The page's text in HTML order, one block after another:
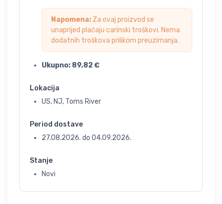
Napomena: Za ovaj proizvod se
unaprijed plaćaju carinski troškovi. Nema
dodatnih troškova prilikom preuzimanja.
Ukupno: 89,82€
Lokacija
US, NJ, Toms River
Period dostave
27.08.2026. do 04.09.2026.
Stanje
Novi